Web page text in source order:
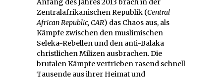
Anfang des Jahres 2013 brach in der
Zentralafrikanischen Republik (Central
African Republic, CAR) das Chaos aus, als
Kämpfe zwischen den muslimischen
Seleka-Rebellen und den anti-Balaka
christlichen Milizen ausbrachen. Die
brutalen Kämpfe vertrieben rasend schnell
Tausende aus ihrer Heimat und